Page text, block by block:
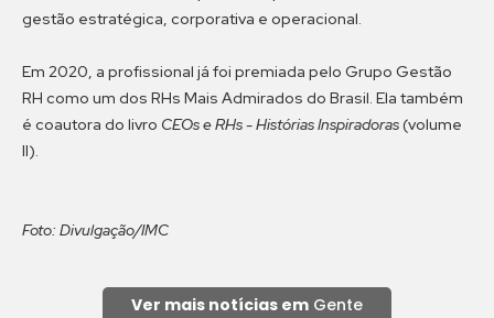
gestão estratégica, corporativa e operacional.
Em 2020, a profissional já foi premiada pelo Grupo Gestão
RH como um dos RHs Mais Admirados do Brasil. Ela também
é coautora do livro CEOs e RHs - Histórias Inspiradoras(volume
II).
Foto: Divulgação/IMC
Ver mais notícias em Gente